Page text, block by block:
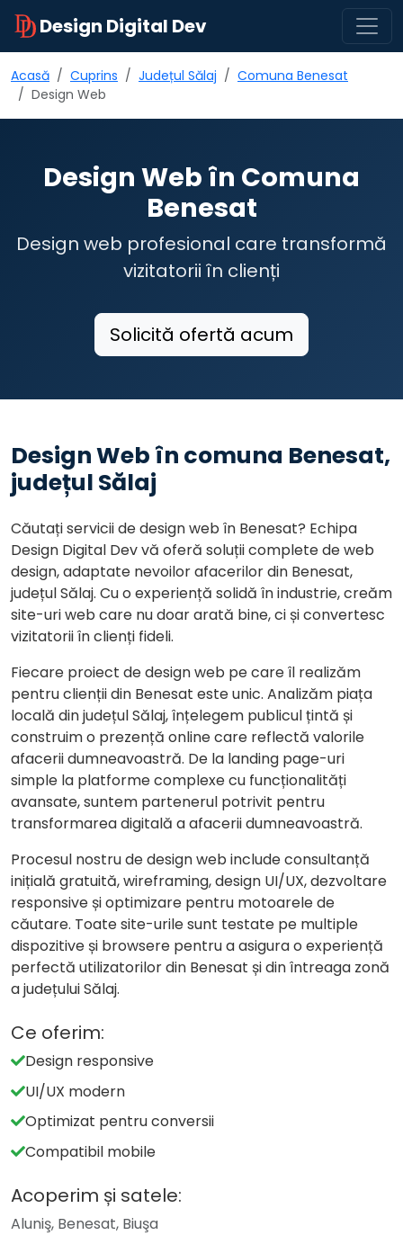
Design Digital Dev
Acasă Cuprins Județul Sălaj
Comuna Benesat
Design Web
Design Web în Comuna
Benesat
Design web profesional care transformă
vizitatorii în clienți
Solicită ofertă acum
Design Web în comuna Benesat,
județul Sălaj
Căutați servicii de design web în Benesat? Echipa
Design Digital Dev vă oferă soluții complete de web
design, adaptate nevoilor afacerilor din Benesat,
județul Sălaj. Cu o experiență solidă în industrie, creăm
site-uri web care nu doar arată bine, ci și convertesc
vizitatorii în clienți fideli.
Fiecare proiect de design web pe care îl realizăm
pentru clienții din Benesat este unic. Analizăm piața
locală din județul Sălaj, înțelegem publicul țintă și
construim o prezență online care reflectă valorile
afacerii dumneavoastră. De la landing page-uri
simple la platforme complexe cu funcționalități
avansate, suntem partenerul potrivit pentru
transformarea digitală a afacerii dumneavoastră.
Procesul nostru de design web include consultanță
inițială gratuită, wireframing, design UI/UX, dezvoltare
responsive și optimizare pentru motoarele de
căutare. Toate site-urile sunt testate pe multiple
dispozitive și browsere pentru a asigura o experiență
perfectă utilizatorilor din Benesat și din întreaga zonă
a județului Sălaj.
Ce oferim:
Design responsive
UI/UX modern
Optimizat pentru conversii
Compatibil mobile
Acoperim și satele:
Aluniş, Benesat, Biuşa